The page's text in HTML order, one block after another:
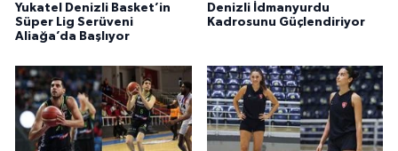
Yukatel Denizli Basket’in
Süper Lig Serüveni
Aliağa’da Başlıyor
Denizli İdmanyurdu
Kadrosunu Güçlendiriyor